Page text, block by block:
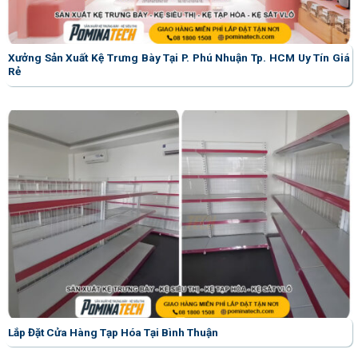
Xưởng Sản Xuất Kệ Trưng Bày Tại P. Phú Nhuận Tp. HCM Uy Tín Giá
Rẻ
Lắp Đặt Cửa Hàng Tạp Hóa Tại Bình Thuận